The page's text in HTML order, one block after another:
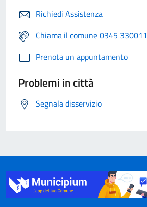
Richiedi Assistenza
Chiama il comune 0345 330011
Prenota un appuntamento
Problemi in città
Segnala disservizio